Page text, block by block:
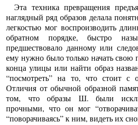
Эта техника превращения
наглядный ряд образов делала
легкостью мог воспроизводить
обратном порядке, быстро
предшествовало данному или
ему нужно было только начать свою
конца улицы или найти образ
“посмотреть” на то, что стоит с
Отличия от обычной образной
том, что образы Ш. были
прочными, что он мог
“поворачиваясь” к ним, видеть их